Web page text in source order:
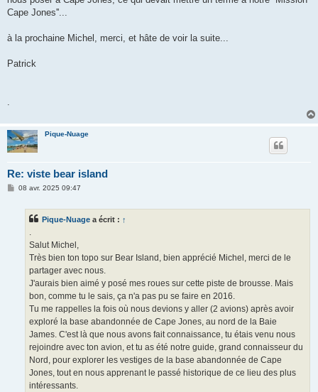
Cape Jones''...
à la prochaine Michel, merci, et hâte de voir la suite...
Patrick
.
Pique-Nuage
Re: viste bear island
M08 avr. 2025 09:47
Pique-Nuage a écrit : ↑
.
Salut Michel,
Très bien ton topo sur Bear Island, bien apprécié Michel, merci de le
partager avec nous.
J'aurais bien aimé y posé mes roues sur cette piste de brousse. Mais
bon, comme tu le sais, ça n'a pas pu se faire en 2016.
Tu me rappelles la fois où nous devions y aller (2 avions) après avoir
exploré la base abandonnée de Cape Jones, au nord de la Baie
James. C'est là que nous avons fait connaissance, tu étais venu nous
rejoindre avec ton avion, et tu as été notre guide, grand connaisseur du
Nord, pour explorer les vestiges de la base abandonnée de Cape
Jones, tout en nous apprenant le passé historique de ce lieu des plus
intéressants.